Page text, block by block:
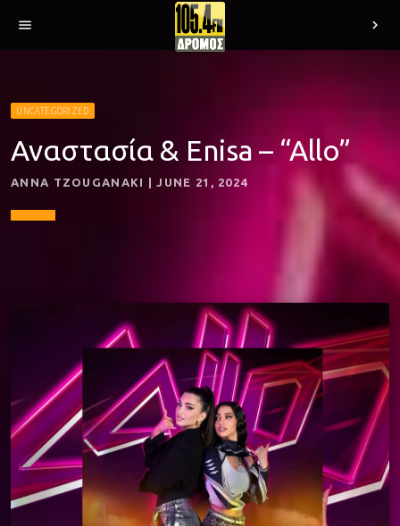
menu chevron_right
UNCATEGORIZED
Αναστασία & Enisa – “Allo”
ANNA TZOUGANAKI | JUNE 21, 2024